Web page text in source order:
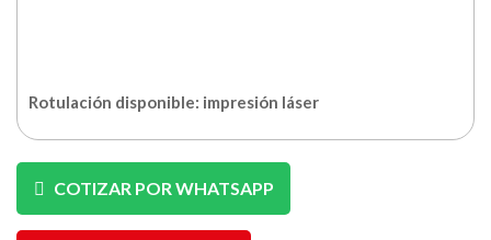
Rotulación disponible: impresión láser
COTIZAR POR WHATSAPP